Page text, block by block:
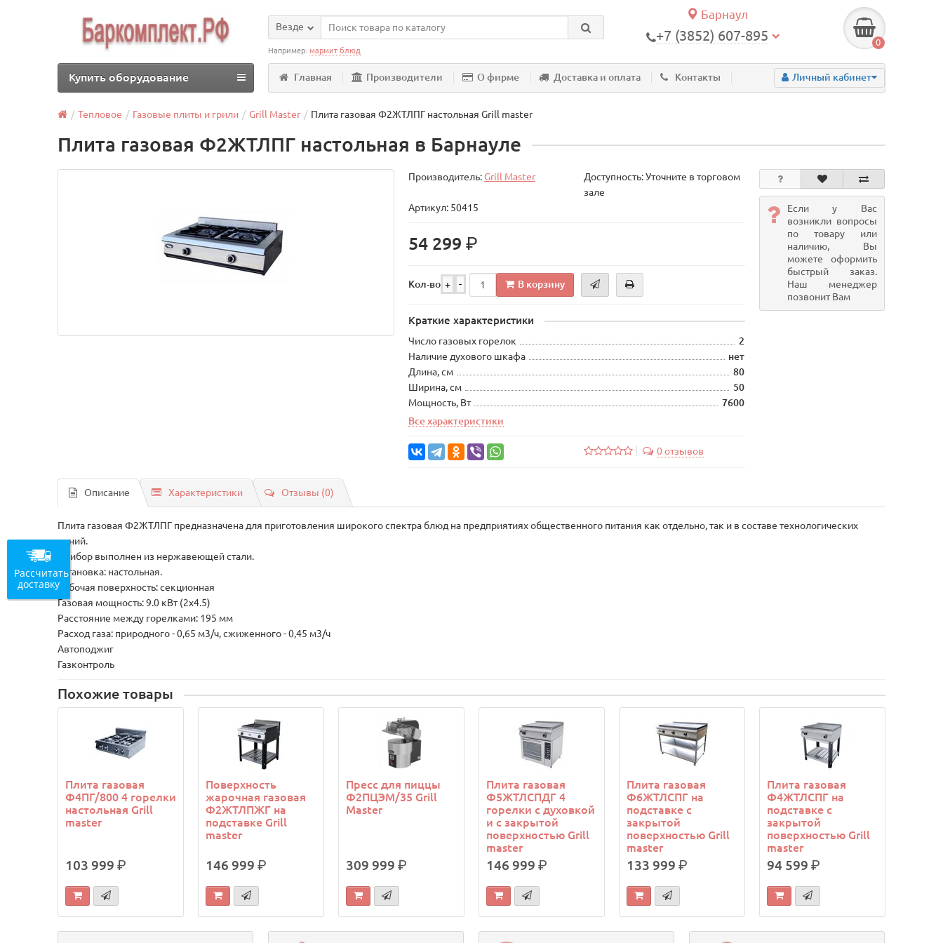
Барнаул
+7 (3852) 607-895 0
Везде
Например:мармит блюд
Главная Производители О фирме Доставка и оплата Контакты Личный кабинет
Купить оборудование
Тепловое Газовые плиты и грили Grill Master Плита газовая Ф2ЖТЛПГ настольная Grill master
Плита газовая Ф2ЖТЛПГ настольная в Барнауле
Производитель: Grill Master
Доступность: Уточните в торговом
зале
Артикул: 50415
54 299р.
Кол-во + - В корзину
Краткие характеристики
Число газовых горелок
2
Наличие духового шкафа
нет
Длина, см
80
Ширина, см
50
Мощность, Вт
7600
Все характеристики
0 отзывов
Если у Вас
возникли вопросы
по товару или
наличию, Вы
можете оформить
быстрый заказ.
Наш менеджер
позвонит Вам
Описание Характеристики Отзывы (0)
Плита газовая Ф2ЖТЛПГ предназначена для приготовления широкого спектра блюд на предприятиях общественного питания как отдельно, так и в составе технологических
линий.
Прибор выполнен из нержавеющей стали.
Установка: настольная.
Рабочая поверхность: секционная
Газовая мощность: 9.0 кВт (2х4.5)
Расстояние между горелками: 195 мм
Расход газа: природного - 0,65 м3/ч, сжиженного - 0,45 м3/ч
Автоподжиг
Газконтроль
Похожие товары
Плита газовая
Ф4ПГ/800 4 горелки
настольная Grill
master
103 999р.
Поверхность
жарочная газовая
Ф2ЖТЛПЖГ на
подставке Grill
master
146 999р.
Пресс для пиццы
Ф2ПЦЭМ/35 Grill
Master
309 999р.
Плита газовая
Ф5ЖТЛСПДГ 4
горелки с духовкой
и с закрытой
поверхностью Grill
master
146 999р.
Плита газовая
Ф6ЖТЛСПГ на
подставке с
закрытой
поверхностью Grill
master
133 999р.
Плита газовая
Ф4ЖТЛСПГ на
подставке с
закрытой
поверхностью Grill
master
94 599р.
Рассчитать
доставку